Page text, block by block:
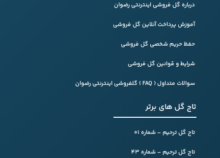
درباره گل فروشی اینترنتی رضوان
آموزش پرداخت آنلاین گل فروشی
حفظ حریم شخصی گل فروشی
شرایط و قوانین گل فروشی
سوالات متداول ( FAQ ) گلفروشی اینترنتی رضوان
تاج گل های برتر
تاج گل ترحیم – شماره 01
تاج گل ترحیم – شماره 43